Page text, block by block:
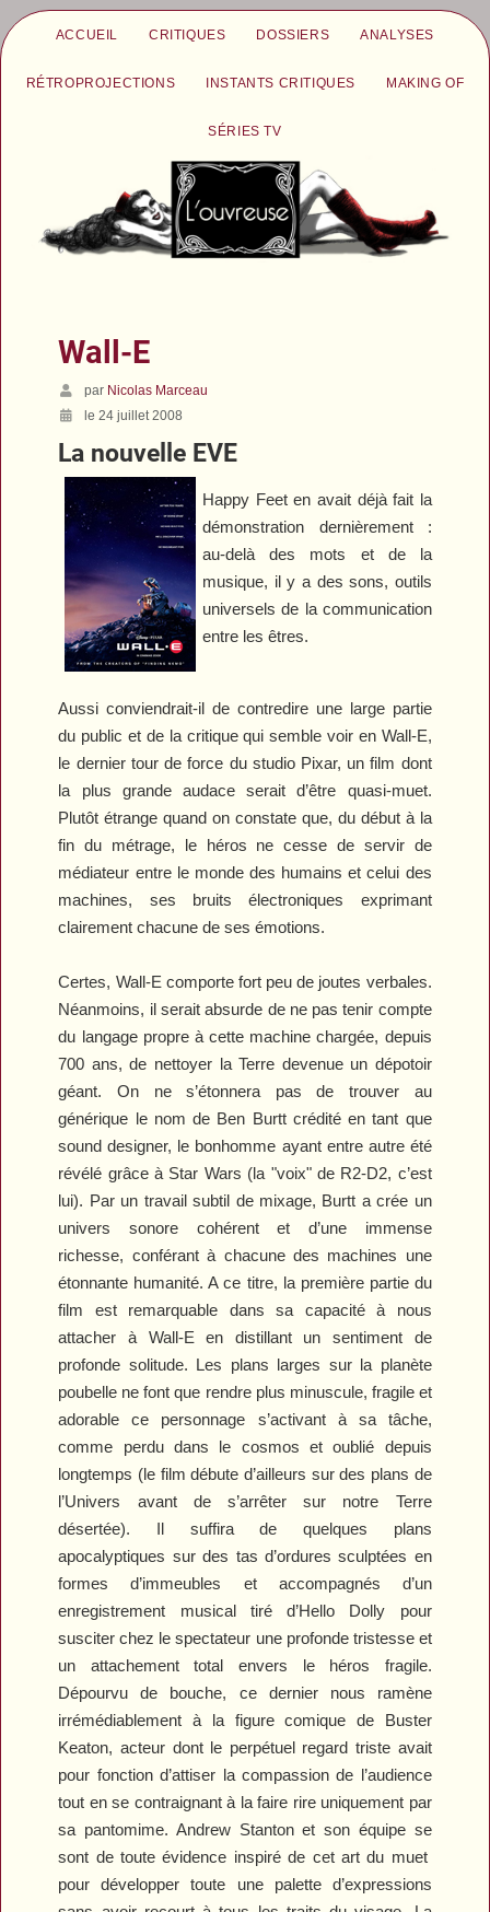
ACCUEIL CRITIQUES DOSSIERS ANALYSES
RÉTROPROJECTIONS INSTANTS CRITIQUES MAKING OF
SÉRIES TV
Wall-E
par Nicolas Marceau
le 24 juillet 2008
La nouvelle EVE
Happy Feeten avait déjà fait la
démonstration dernièrement :
au-delà des mots et de la
musique, il y a des sons, outils
universels de la communication
entre les êtres.
Aussi conviendrait-il de contredire une large partie
du public et de la critique qui semble voir en Wall-E,
le dernier tour de force du studio Pixar, un film dont
la plus grande audace serait d’être quasi-muet.
Plutôt étrange quand on constate que, du début à la
fin du métrage, le héros ne cesse de servir de
médiateur entre le monde des humains et celui des
machines, ses bruits électroniques exprimant
clairement chacune de ses émotions.
Certes, Wall-E comporte fort peu de joutes verbales.
Néanmoins, il serait absurde de ne pas tenir compte
du langage propre à cette machine chargée, depuis
700 ans, de nettoyer la Terre devenue un dépotoir
géant. On ne s’étonnera pas de trouver au
générique le nom de Ben Burtt crédité en tant que
sound designer, le bonhomme ayant entre autre été
révélé grâce à Star Wars (la "voix" de R2-D2, c’est
lui). Par un travail subtil de mixage, Burtt a crée un
univers sonore cohérent et d’une immense
richesse, conférant à chacune des machines une
étonnante humanité. A ce titre, la première partie du
film est remarquable dans sa capacité à nous
attacher à Wall-E en distillant un sentiment de
profonde solitude. Les plans larges sur la planète
poubelle ne font que rendre plus minuscule, fragile et
adorable ce personnage s’activant à sa tâche,
comme perdu dans le cosmos et oublié depuis
longtemps (le film débute d’ailleurs sur des plans de
l’Univers avant de s’arrêter sur notre Terre
désertée). Il suffira de quelques plans
apocalyptiques sur des tas d’ordures sculptées en
formes d’immeubles et accompagnés d’un
enregistrement musical tiré d’Hello Dolly pour
susciter chez le spectateur une profonde tristesse et
un attachement total envers le héros fragile.
Dépourvu de bouche, ce dernier nous ramène
irrémédiablement à la figure comique de Buster
Keaton, acteur dont le perpétuel regard triste avait
pour fonction d’attiser la compassion de l’audience
tout en se contraignant à la faire rire uniquement par
sa pantomime. Andrew Stanton et son équipe se
sont de toute évidence inspiré de cet art du muet
pour développer toute une palette d’expressions